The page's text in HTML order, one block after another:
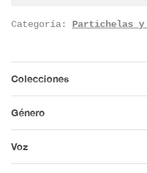
Categoría: Partichelas y
Colecciones
Género
Voz